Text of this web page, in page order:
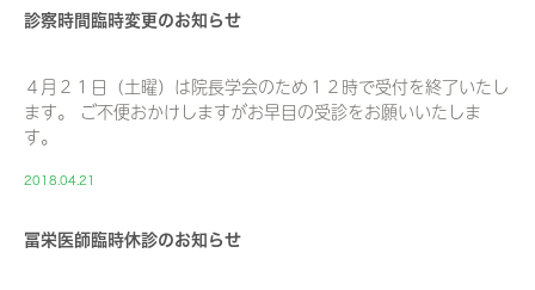
診察時間臨時変更のお知らせ
４月２１日（土曜）は院長学会のため１２時で受付を終了いたし
ます。 ご不便おかけしますがお早目の受診をお願いいたしま
す。
2018.04.21
冨栄医師臨時休診のお知らせ